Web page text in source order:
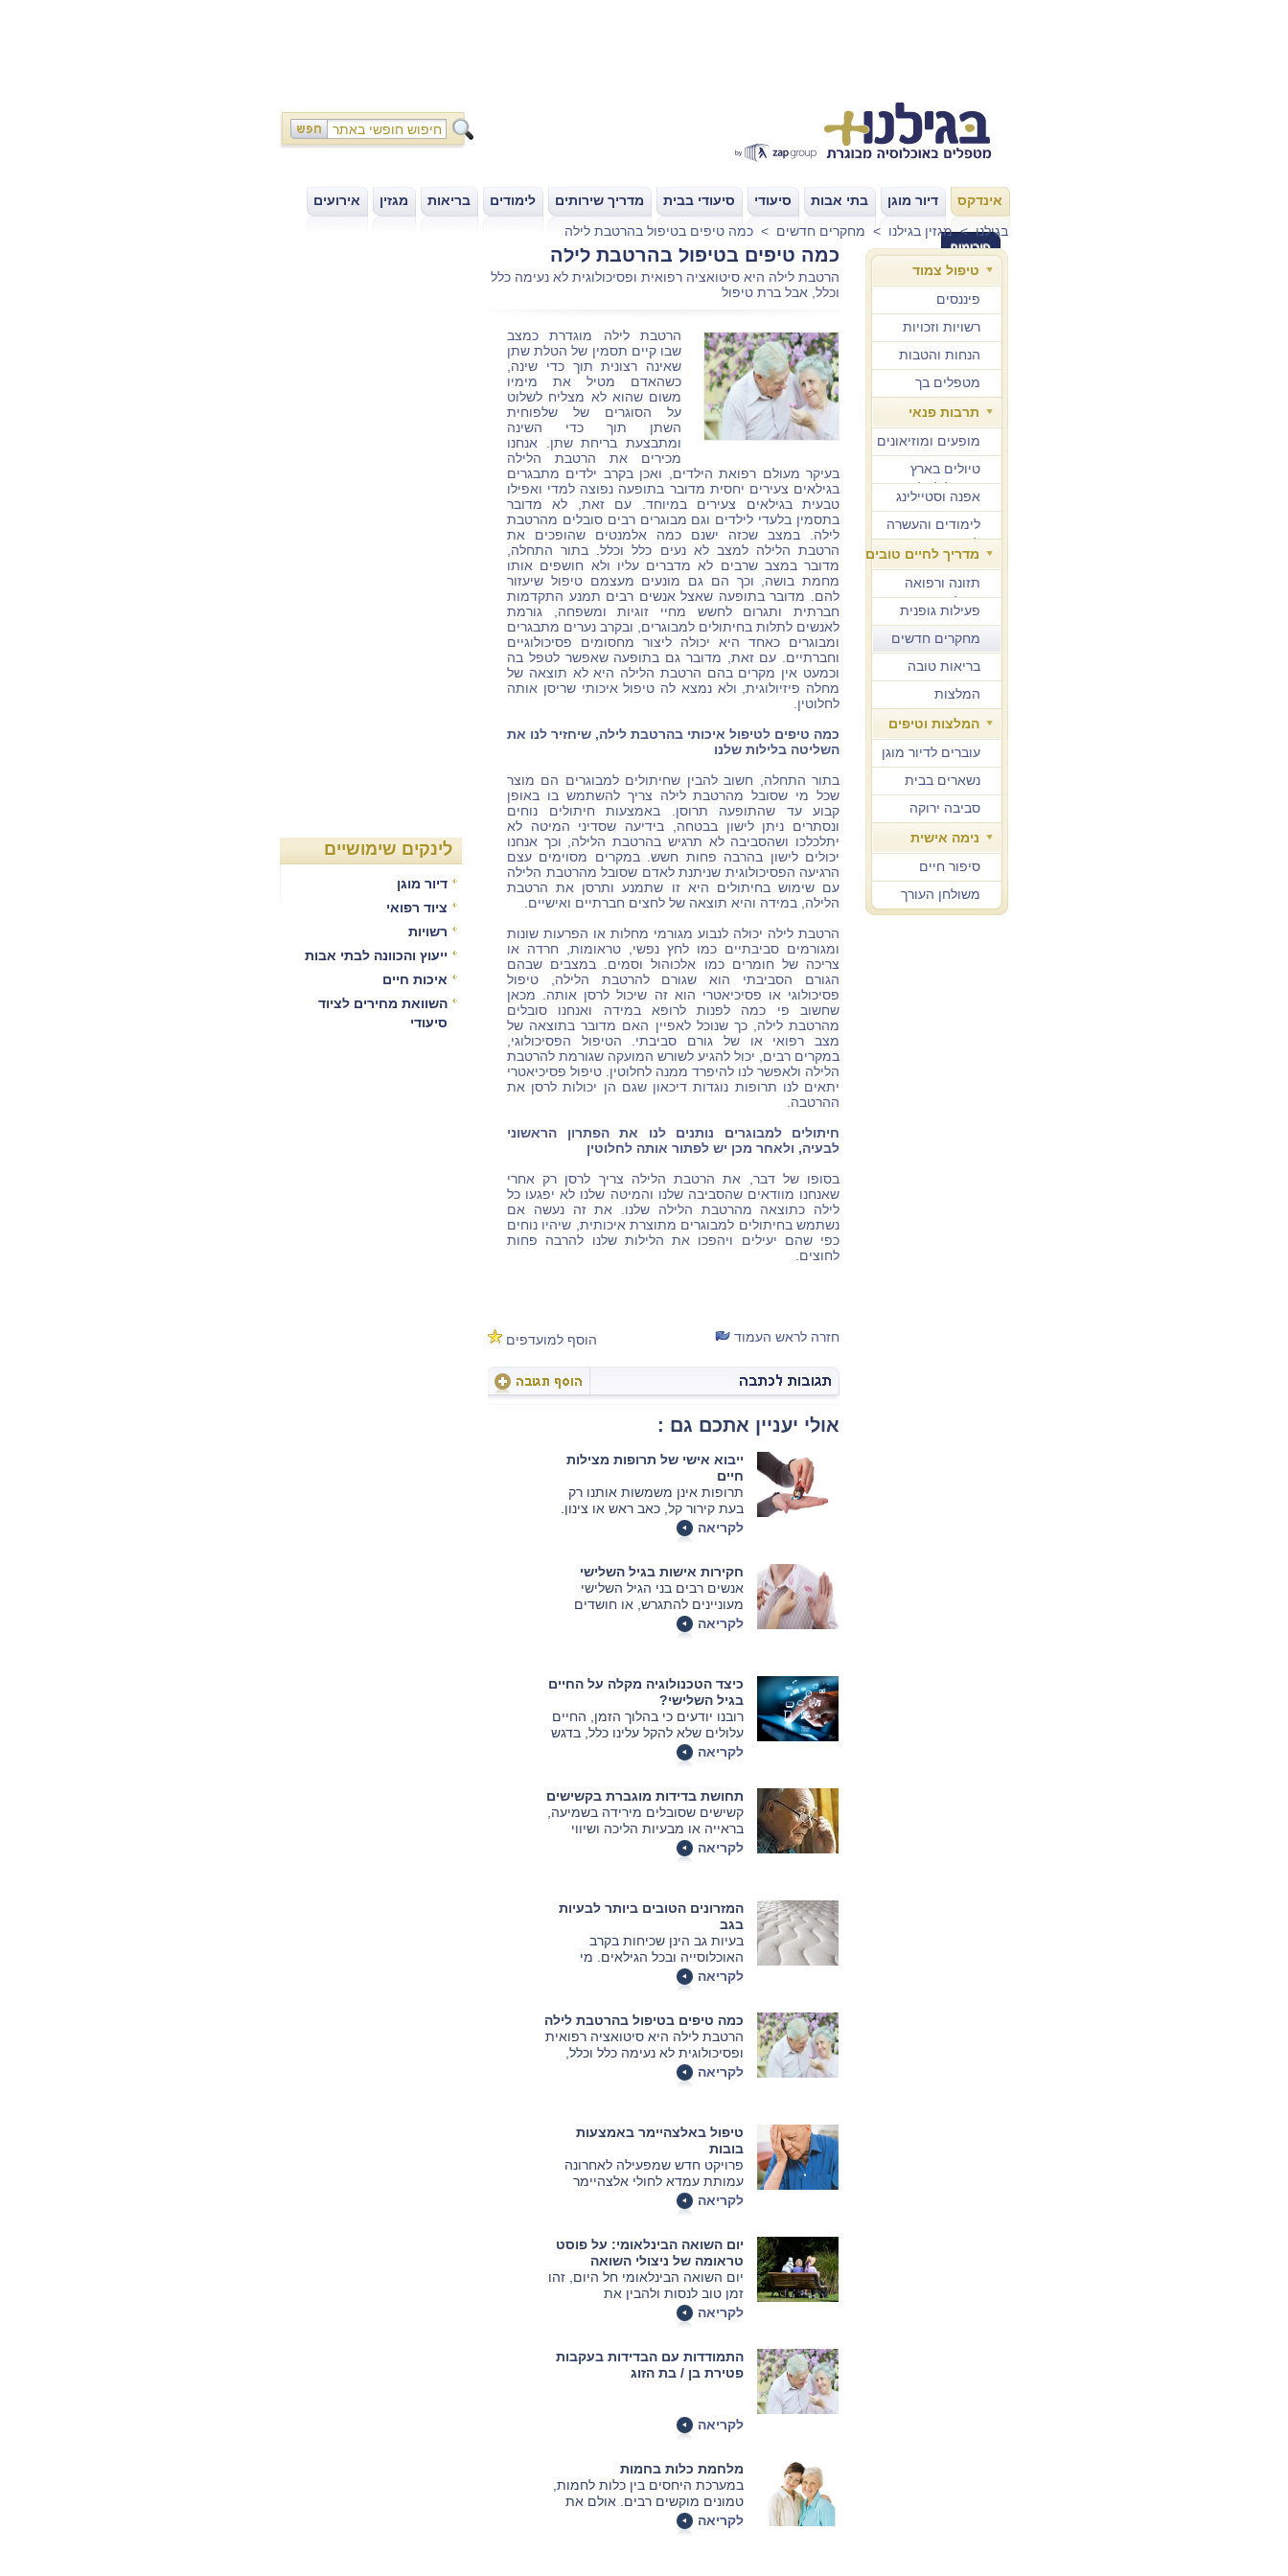
אינדקס דיור מוגן בתי אבות סיעודי סיעודי בבית מדריך שירותים לימודים בריאות מגזין
אירועים
בגילנו>מגזין בגילנו > מחקרים חדשים > כמה טיפים בטיפול בהרטבת לילה
טיפול צמוד
פיננסים
רשויות וזכויות
הנחות והטבות
מטפלים בך
תרבות פנאי
מופעים ומוזיאונים
טיולים בארץ
ובחו"ל לגיל הזהב
אפנה וסטיילינג
לימודים והעשרה
למבוגרים
מדריך לחיים טובים
תזונה ורפואה
משלימה
פעילות גופנית
מחקרים חדשים
בריאות טובה
המלצות
המלצות וטיפים
עוברים לדיור מוגן
נשארים בבית
סביבה ירוקה
נימה אישית
סיפור חיים
משולחן העורך
כמה טיפים בטיפול בהרטבת לילה
הרטבת לילה היא סיטואציה רפואית ופסיכולוגית לא נעימה כלל
וכלל, אבל ברת טיפול
הרטבת לילה מוגדרת כמצב
שבו קיים תסמין של הטלת שתן
שאינה רצונית תוך כדי שינה,
כשהאדם מטיל את מימיו
משום שהוא לא מצליח לשלוט
על הסוגרים של שלפוחית
השתן תוך כדי השינה
ומתבצעת בריחת שתן. אנחנו
מכירים את הרטבת הלילה
בעיקר מעולם רפואת הילדים, ואכן בקרב ילדים מתבגרים
בגילאים צעירים יחסית מדובר בתופעה נפוצה למדי ואפילו
טבעית בגילאים צעירים במיוחד. עם זאת, לא מדובר
בתסמין בלעדי לילדים וגם מבוגרים רבים סובלים מהרטבת
לילה. במצב שכזה ישנם כמה אלמנטים שהופכים את
הרטבת הלילה למצב לא נעים כלל וכלל. בתור התחלה,
מדובר במצב שרבים לא מדברים עליו ולא חושפים אותו
מחמת בושה, וכך הם גם מונעים מעצמם טיפול שיעזור
להם. מדובר בתופעה שאצל אנשים רבים תמנע התקדמות
חברתית ותגרום לחשש מחיי זוגיות ומשפחה, גורמת
לאנשים לתלות בחיתולים למבוגרים, ובקרב נערים מתבגרים
ומבוגרים כאחד היא יכולה ליצור מחסומים פסיכולוגיים
וחברתיים. עם זאת, מדובר גם בתופעה שאפשר לטפל בה
וכמעט אין מקרים בהם הרטבת הלילה היא לא תוצאה של
מחלה פיזיולוגית, ולא נמצא לה טיפול איכותי שריסן אותה
לחלוטין.
כמה טיפים לטיפול איכותי בהרטבת לילה, שיחזיר לנו את
השליטה בלילות שלנו
בתור התחלה, חשוב להבין שחיתולים למבוגרים הם מוצר
שכל מי שסובל מהרטבת לילה צריך להשתמש בו באופן
קבוע עד שהתופעה תרוסן. באמצעות חיתולים נוחים
ונסתרים ניתן לישון בבטחה, בידיעה שסדיני המיטה לא
יתלכלכו ושהסביבה לא תרגיש בהרטבת הלילה, וכך אנחנו
יכולים לישון בהרבה פחות חשש. במקרים מסוימים עצם
הרגיעה הפסיכולוגית שניתנת לאדם שסובל מהרטבת הלילה
עם שימוש בחיתולים היא זו שתמנע ותרסן את הרטבת
הלילה, במידה והיא תוצאה של לחצים חברתיים ואישיים.
הרטבת לילה יכולה לנבוע מגורמי מחלות או הפרעות שונות
ומגורמים סביבתיים כמו לחץ נפשי, טראומות, חרדה או
צריכה של חומרים כמו אלכוהול וסמים. במצבים שבהם
הגורם הסביבתי הוא שגורם להרטבת הלילה, טיפול
פסיכולוגי או פסיכיאטרי הוא זה שיכול לרסן אותה. מכאן
שחשוב פי כמה לפנות לרופא במידה ואנחנו סובלים
מהרטבת לילה, כך שנוכל לאפיין האם מדובר בתוצאה של
מצב רפואי או של גורם סביבתי. הטיפול הפסיכולוגי,
במקרים רבים, יכול להגיע לשורש המועקה שגורמת להרטבת
הלילה ולאפשר לנו להיפרד ממנה לחלוטין. טיפול פסיכיאטרי
יתאים לנו תרופות נוגדות דיכאון שגם הן יכולות לרסן את
ההרטבה.
חיתולים למבוגרים נותנים לנו את הפתרון הראשוני
לבעיה, ולאחר מכן יש לפתור אותה לחלוטין
בסופו של דבר, את הרטבת הלילה צריך לרסן רק אחרי
שאנחנו מוודאים שהסביבה שלנו והמיטה שלנו לא יפגעו כל
לילה כתוצאה מהרטבת הלילה שלנו. את זה נעשה אם
נשתמש בחיתולים למבוגרים מתוצרת איכותית, שיהיו נוחים
כפי שהם יעילים ויהפכו את הלילות שלנו להרבה פחות
לחוצים.
חזרה לראש העמוד הוסף למועדפים
אולי יעניין אתכם גם :
ייבוא אישי של תרופות מצילות
חיים
תרופות אינן משמשות אותנו רק
בעת קירור קל, כאב ראש או צינון.
לעיתים התרופות הן הדרך היחידה
שלנו להישאר בחיים. אך מה עושים
לרכישה בארץ? כאן שיטת הייבוא
האישי נלחצת לעזרתנו ומאפשרת לנו
להזמין ארצה תרופות מצילות חיים
במחירים שפויים ואף זולים יותר.
לקריאה
חקירות אישות בגיל השלישי
אנשים רבים בני הגיל השלישי
מעוניינים להתגרש, או חושדים
בהצטרפותה של צלע שלישית
למערכת היחסים שלהם. במאמר
בגיל השלישי.
לקריאה
כיצד הטכנולוגיה מקלה על החיים
בגיל השלישי?
רובנו יודעים כי בהלוך הזמן, החיים
עלולים שלא להקל עלינו כלל, בדגש
על בהגיעו של האדם לגיל השלישי.
לקריאה
תחושת בדידות מוגברת בקשישים
קשישים שסובלים מירידה בשמיעה,
בראייה או מבעיות הליכה ושיווי
משקל מדווחים על תחושת בדידות
לקריאה
המזרונים הטובים ביותר לבעיות
בגב
בעיות גב הינן שכיחות בקרב
האוכלוסייה ובכל הגילאים. מי
שסובל מבעיות אלו, יודע עד כמה
קשה היא השינה בלילות ועוד יותר
בלתי נסבלת עם כאבים נוראיים
שאף מורגשים לאורך כל היום.
לקריאה
כמה טיפים בטיפול בהרטבת לילה
הרטבת לילה היא סיטואציה רפואית
ופסיכולוגית לא נעימה כלל וכלל,
אבל ברת טיפול
לקריאה
טיפול באלצהיימר באמצעות
בובות
פרויקט חדש שמפעילה לאחרונה
עמותת עמדא לחולי אלצהיימר
בשלבים מתקדמים של המחלה
לקריאה
יום השואה הבינלאומי: על פוסט
טראומה של ניצולי השואה
יום השואה הבינלאומי חל היום, זהו
זמן טוב לנסות ולהבין את
ההתמודדות של הניצולים עם
החוויה הטראומתית שבשואה
לקריאה
התמודדות עם הבדידות בעקבות
פטירת בן / בת הזוג
לקריאה
מלחמת כלות בחמות
במערכת היחסים בין כלות לחמות,
טמונים מוקשים רבים. אולם את
רובם ניתן לנטרל אם מבינים את
המצבים שיוצרים אותם.
לקריאה
לינקים שימושיים
דיור מוגן
ציוד רפואי
רשויות
ייעוץ והכוונה לבתי אבות
איכות חיים
השוואת מחירים לציוד
סיעודי